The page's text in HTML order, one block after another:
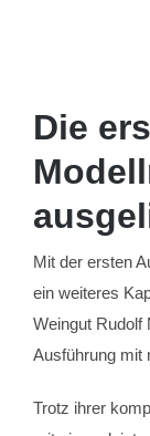
Die
Mit der ersten
ein weiteres
Weingut Rudolf
Ausführung mit
Trotz ihrer